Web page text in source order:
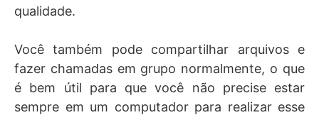
qualidade.
Você também pode compartilhar arquivos e
fazer chamadas em grupo normalmente, o que
é bem útil para que você não precise estar
sempre em um computador para realizar esse